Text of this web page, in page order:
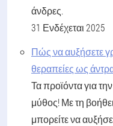
άνδρες.
31 Ενδέχεται 2025
Πώς να αυξήσετε
θεραπείες ως
Τα προϊόντα για
μύθος! Με τη
μπορείτε να